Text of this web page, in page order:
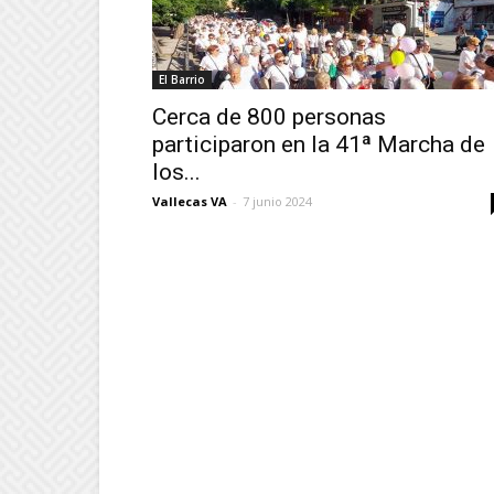
El Barrio
Cerca de 800 personas
participaron en la 41ª Marcha de
los...
Vallecas VA - 7 junio 2024